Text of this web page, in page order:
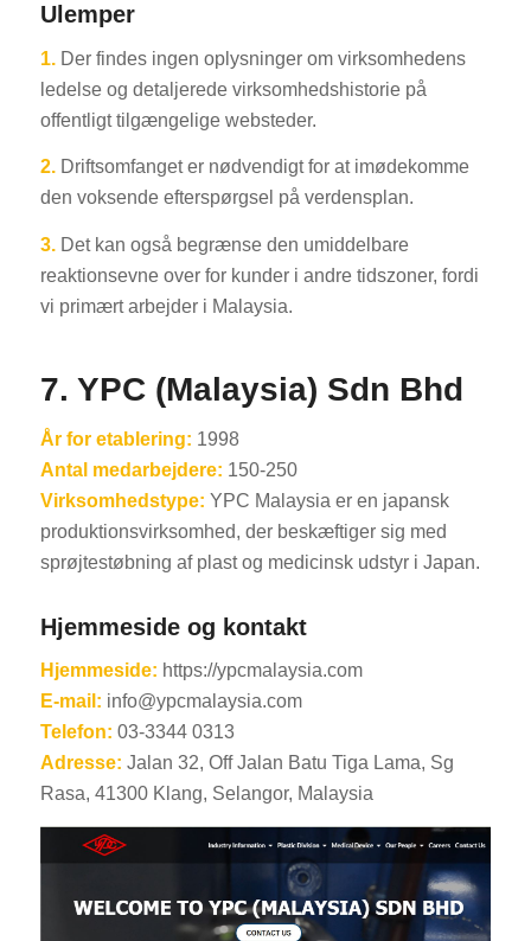
Ulemper
1.Der findes ingen oplysninger om virksomhedens
ledelse og detaljerede virksomhedshistorie på
offentligt tilgængelige websteder.
2.Driftsomfanget er nødvendigt for at imødekomme
den voksende efterspørgsel på verdensplan.
3.Det kan også begrænse den umiddelbare
reaktionsevne over for kunder i andre tidszoner, fordi
vi primært arbejder i Malaysia.
7. YPC (Malaysia) Sdn Bhd
År for etablering: 1998
Antal medarbejdere: 150-250
Virksomhedstype: YPC Malaysia er en japansk
produktionsvirksomhed, der beskæftiger sig med
sprøjtestøbning af plast og medicinsk udstyr i Japan.
Hjemmeside og kontakt
Hjemmeside: https://ypcmalaysia.com
E-mail: info@ypcmalaysia.com
Telefon: 03-3344 0313
Adresse: Jalan 32, Off Jalan Batu Tiga Lama, Sg
Rasa, 41300 Klang, Selangor, Malaysia